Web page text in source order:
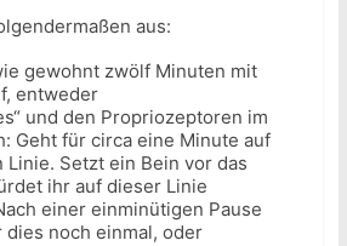
aus:
gewohnt zwölf Minuten mit
entweder
und den Propriozeptoren im
Geht für circa eine Minute auf
Linie. Setzt ein Bein vor das
ihr auf dieser Linie
einer einminütigen Pause
noch einmal, oder